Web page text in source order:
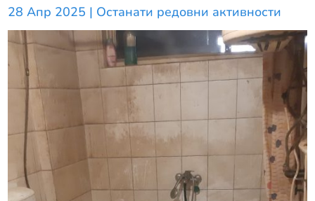
28 Апр 2025 | Останати редовни активности